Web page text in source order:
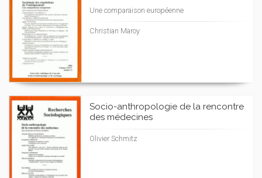
Une comparaison européenne
Christian Maroy
Socio-anthropologie de la rencontre
des médecines
Olivier Schmitz